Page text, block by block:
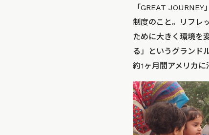
「GREAT
制度のこと。リフレ
ために大きく環境を
る」というグランド
約1ヶ月間アメリカに